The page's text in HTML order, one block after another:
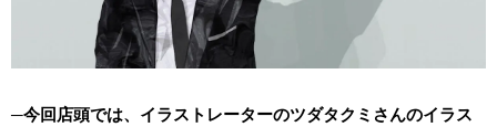
今回店頭では、イラストレーターのツダタクミさんのイラス